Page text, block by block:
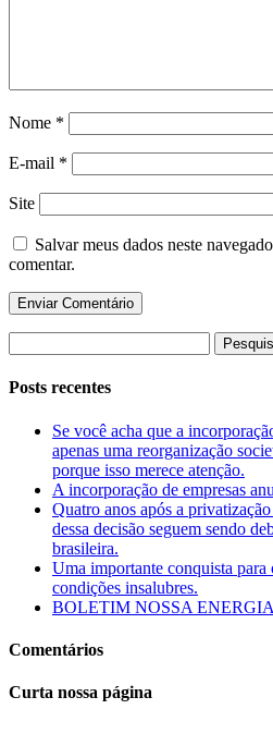
Nome *
E-mail *
Site
Salvar meus dados neste
comentar.
por:
Posts recentes
Se você acha que a
apenas uma reorganização
porque isso merece atenção.
A incorporação de empresas
Quatro anos após a
dessa decisão seguem sendo
brasileira.
Uma importante conquista para
condições insalubres.
BOLETIM NOSSA ENERGIA
Comentários
Curta nossa página